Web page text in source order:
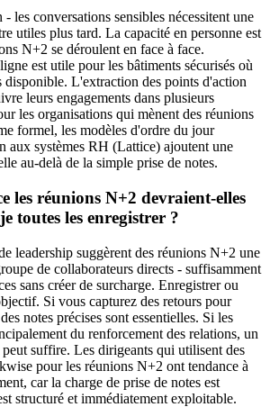
les conversations sensibles nécessitent une
utiles plus tard. La capacité en personne est
N+2 se déroulent en face à face.
est utile pour les bâtiments sécurisés où
disponible. L'extraction des points d'action
leurs engagements dans plusieurs
les organisations qui mènent des réunions
formel, les modèles d'ordre du jour
aux systèmes RH (Lattice) ajoutent une
au-delà de la simple prise de notes.
les réunions N+2 devraient-elles
toutes les enregistrer ?
leadership suggèrent des réunions N+2 une
de collaborateurs directs - suffisamment
sans créer de surcharge. Enregistrer ou
Si vous capturez des retours pour
notes précises sont essentielles. Si les
du renforcement des relations, un
suffire. Les dirigeants qui utilisent des
pour les réunions N+2 ont tendance à
car la charge de prise de notes est
structuré et immédiatement exploitable.